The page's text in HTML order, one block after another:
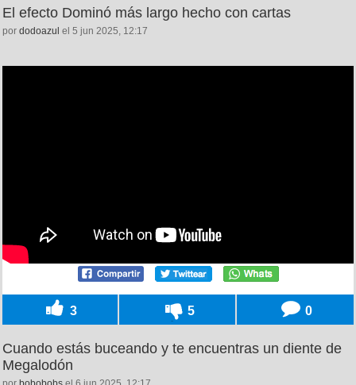
El efecto Dominó más largo hecho con cartas
por dodoazul el 5 jun 2025, 12:17
3 5 0
Cuando estás buceando y te encuentras un diente de
Megalodón